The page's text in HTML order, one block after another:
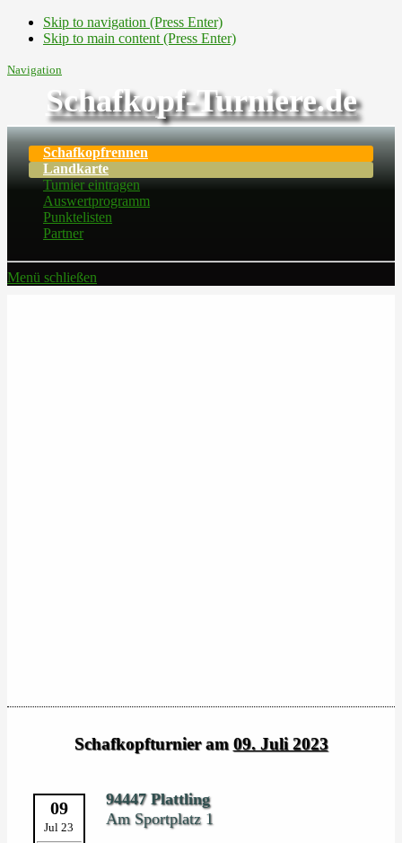
Skip to navigation (Press Enter)
Skip to main content (Press Enter)
Navigation
Schafkopf-Turniere.de
Schafkopfrennen
Landkarte
Turnier eintragen
Auswertprogramm
Punktelisten
Partner
Menü schließen
Schafkopfturnier am 09. Juli 2023
09
Jul 23
94447 Plattling
Am Sportplatz 1